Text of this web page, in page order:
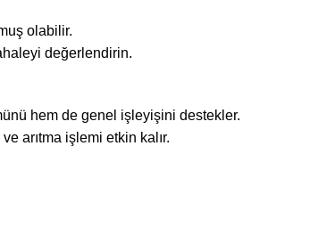
olabilir.
değerlendirin.
hem de genel işleyişini destekler.
arıtma işlemi etkin kalır.